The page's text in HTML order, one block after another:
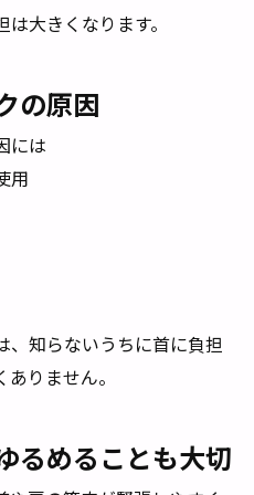
大きくなります。
の原因
には
用
、知らないうちに首に負担
りません。
るめることも大切